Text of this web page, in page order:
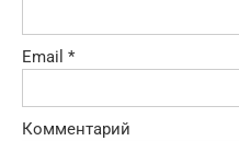
Email *
Комментарий